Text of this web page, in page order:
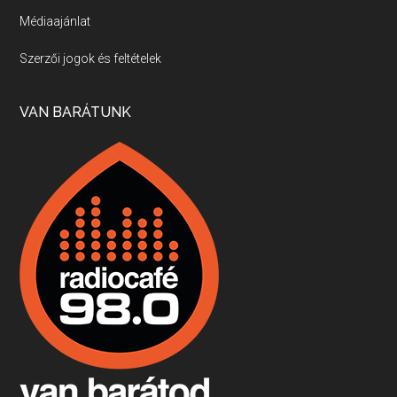
Villány, kékfrankos, Jackfall
Apr 17, 2026 • 00:35:38
Boston, teadélután, bab és homár
Apr 9, 2026 • 00:37:17
Fermentáljunk, a testünk meghálálja!
Apr 3, 2026 • 00:36:07
Médiaajánlat
Szerzői jogok és feltételek
VAN BARÁTUNK